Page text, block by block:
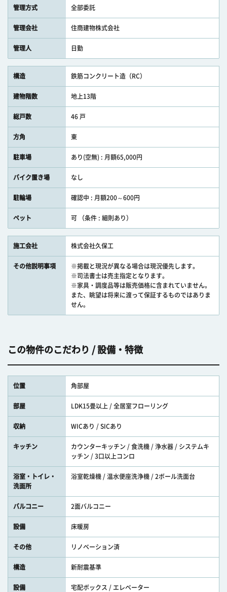
管理方式 全部委託
管理会社 住商建物株式会社
管理人 日勤
構造 鉄筋コンクリート造（RC）
建物階数 地上13階
総戸数 46 戸
方角 東
駐車場 あり(空無) : 月額65,000円
バイク置き場 なし
駐輪場 確認中 : 月額200～600円
ペット 可 （条件 : 細則あり）
施工会社 株式会社久保工
その他説明事項
※掲載と現況が異なる場合は現況優先します。
※司法書士は売主指定となります。
※家具・調度品等は販売価格に含まれていません。
また、眺望は将来に渡って保証するものではありま
せん。
この物件のこだわり / 設備・特徴
位置 角部屋
部屋 LDK15畳以上 / 全居室フローリング
収納 WICあり / SICあり
キッチン
カウンターキッチン / 食洗機 / 浄水器 / システムキ
ッチン / 3口以上コンロ
浴室・トイレ・
洗面所
浴室乾燥機 / 温水便座洗浄機 / 2ボール洗面台
バルコニー 2面バルコニー
設備 床暖房
その他 リノベーション済
構造 新耐震基準
設備 宅配ボックス / エレベーター